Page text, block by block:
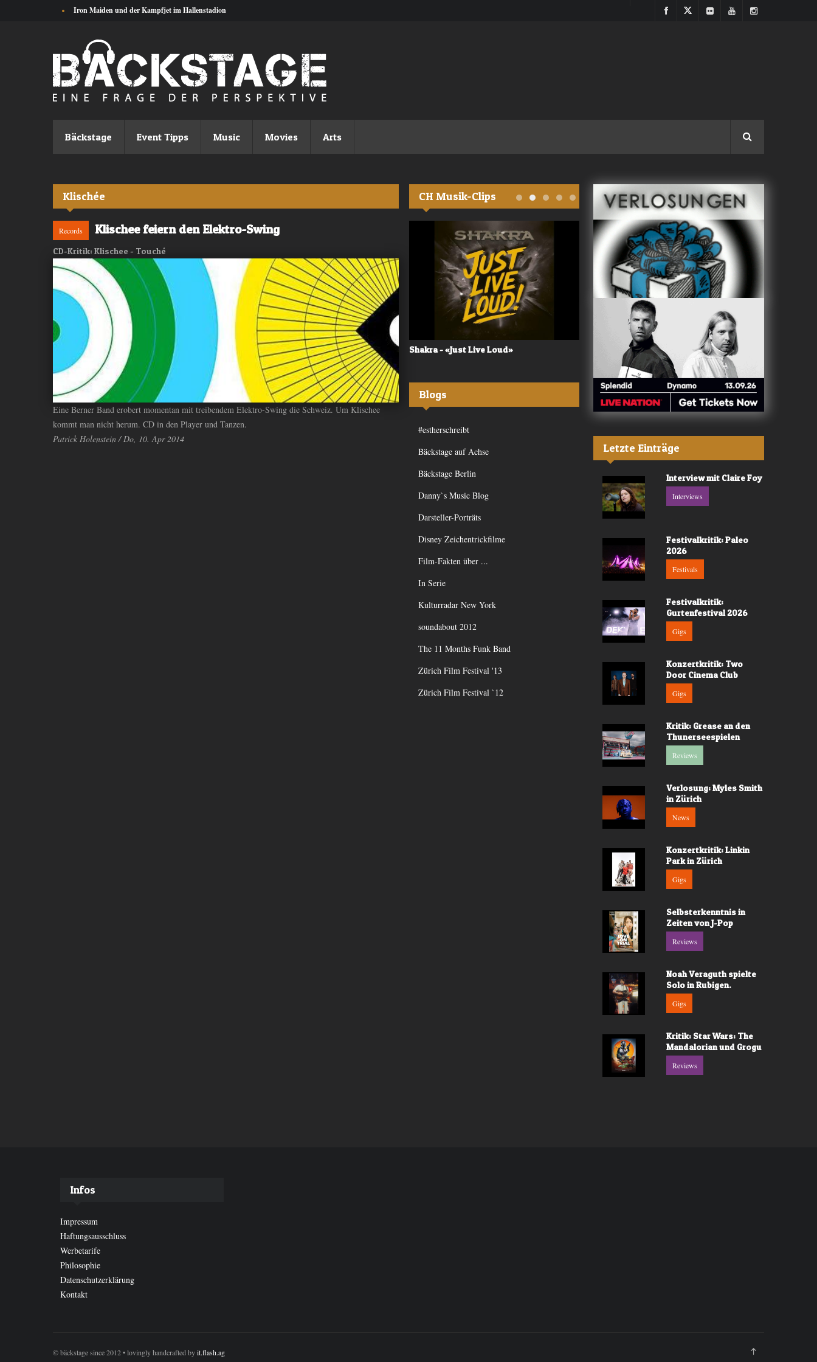
Iron Maiden und der Kampfjet im Hallenstadion
Bäckstage Event Tipps Music Movies Arts
Klischée
Records Klischee feiern den Elektro-Swing
CD-Kritik: Klischee - Touché
Eine Berner Band erobert momentan mit treibendem Elektro-Swing die Schweiz. Um Klischee
kommt man nicht herum. CD in den Player und Tanzen.
Patrick Holenstein / Do, 10. Apr 2014
CH Musik-Clips
ANDIYAH - «Frequency» Shakra - «Just Live Loud» Valerù - «IL MARE»
Blogs
#estherschreibt
Bäckstage auf Achse
Bäckstage Berlin
Danny`s Music Blog
Darsteller-Porträts
Disney Zeichentrickfilme
Film-Fakten über ...
In Serie
Kulturradar New York
soundabout 2012
The 11 Months Funk Band
Zürich Film Festival '13
Zürich Film Festival `12
Letzte Einträge
Interview mit Claire Foy
Interviews
Festivalkritik: Paleo
2026
Festivals
Festivalkritik:
Gurtenfestival 2026
Gigs
Konzertkritik: Two
Door Cinema Club
Gigs
Kritik: Grease an den
Thunerseespielen
Reviews
Verlosung: Myles Smith
in Zürich
News
Konzertkritik: Linkin
Park in Zürich
Gigs
Selbsterkenntnis in
Zeiten von J-Pop
Reviews
Noah Veraguth spielte
Solo in Rubigen.
Gigs
Kritik: Star Wars: The
Mandalorian und Grogu
Reviews
Infos
Impressum
Haftungsausschluss
Werbetarife
Philosophie
Datenschutzerklärung
Kontakt
© bäckstage since 2012 • lovingly handcrafted byit.flash.ag